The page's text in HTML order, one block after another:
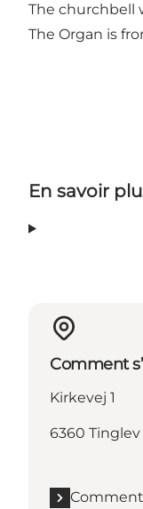
The churchbell
The Organ is
En savoir
Comment
Kirkevej 1
6360 Tinglev
Comment